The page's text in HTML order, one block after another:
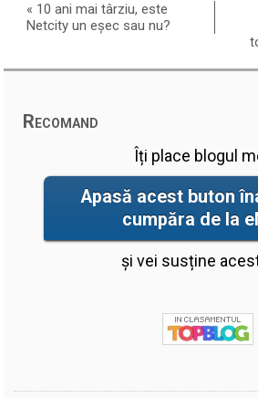
« 10 ani mai târziu, este
Netcity un eșec sau nu?
Recomand
Îți place blogul
Apasă acest buton
cumpăra de la
și vei susține